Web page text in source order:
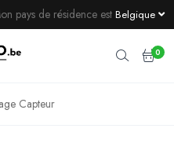
pays de résidence est Belgique
0
Capteur